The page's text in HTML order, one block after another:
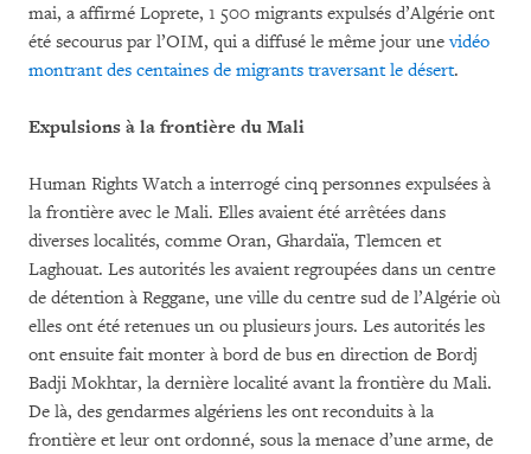
mai, a affirmé Loprete, 1 500 migrants expulsés d’Algérie ont
été secourus par l’OIM, qui a diffusé le même jour unevidéo
montrant des centaines de migrants traversant le désert.
Expulsions à la frontière du Mali
Human Rights Watch a interrogé cinq personnes expulsées à
la frontière avec le Mali. Elles avaient été arrêtées dans
diverses localités, comme Oran, Ghardaïa, Tlemcen et
Laghouat. Les autorités les avaient regroupées dans un centre
de détention à Reggane, une ville du centre sud de l’Algérie où
elles ont été retenues un ou plusieurs jours. Les autorités les
ont ensuite fait monter à bord de bus en direction de Bordj
Badji Mokhtar, la dernière localité avant la frontière du Mali.
De là, des gendarmes algériens les ont reconduits à la
frontière et leur ont ordonné, sous la menace d’une arme, de